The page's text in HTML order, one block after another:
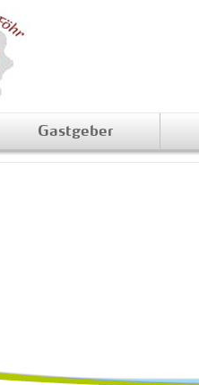
Gastgeber